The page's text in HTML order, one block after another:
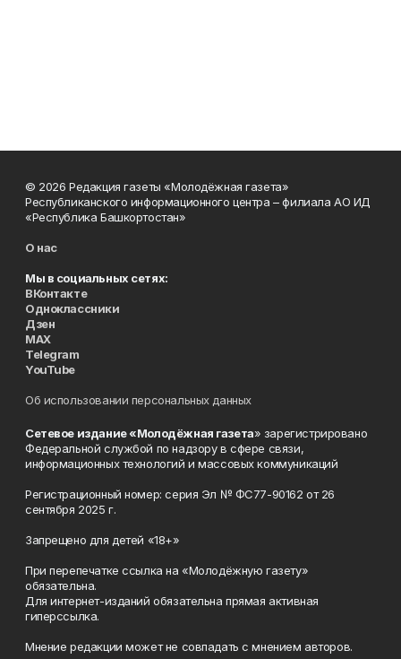
© 2026 Редакция газеты «Молодёжная газета»
Республиканского информационного центра – филиала АО ИД
«Республика Башкортостан»
О нас
Мы в социальных сетях:
ВКонтакте
Одноклассники
Дзен
MAX
Telegram
YouTube
Об использовании персональных данных
Сетевое издание «Молодёжная газета» зарегистрировано
Федеральной службой по надзору в сфере связи,
информационных технологий и массовых коммуникаций
Регистрационный номер: серия Эл № ФС77-90162 от 26
сентября 2025 г.
Запрещено для детей «18+»
При перепечатке ссылка на «Молодёжную газету»
обязательна.
Для интернет-изданий обязательна прямая активная
гиперссылка.
Мнение редакции может не совпадать с мнением авторов.